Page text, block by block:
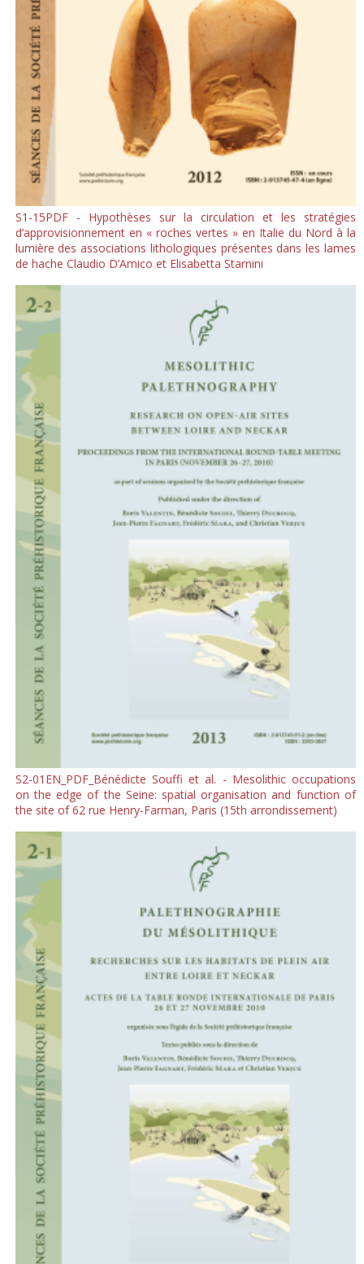
S1-15PDF - Hypothèses sur la circulation et les stratégies
d’approvisionnement en « roches vertes » en Italie du Nord à la
lumière des associations lithologiques présentes dans les lames
de hache Claudio D’Amico et Elisabetta Starnini
S2-01EN_PDF_Bénédicte Souffi et al. - Mesolithic occupations
on the edge of the Seine: spatial organisation and function of
the site of 62 rue Henry-Farman, Paris (15th arrondissement)